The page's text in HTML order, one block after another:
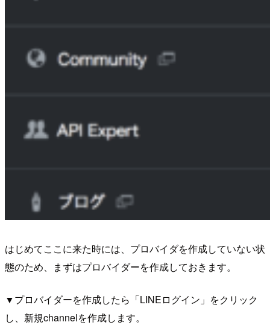
はじめてここに来た時には、プロバイダを作成していない状
態のため、まずはプロバイダーを作成しておきます。
▼プロバイダーを作成したら「LINEログイン」をクリック
し、新規channelを作成します。